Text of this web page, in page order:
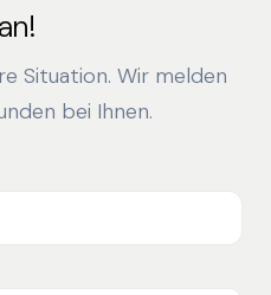
Situation. Wir melden
bei Ihnen.